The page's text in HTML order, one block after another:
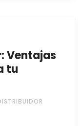
Ventajas
tu